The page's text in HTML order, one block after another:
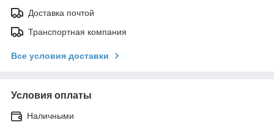
Доставка почтой
Транспортная компания
Все условия доставки
Условия оплаты
Наличными